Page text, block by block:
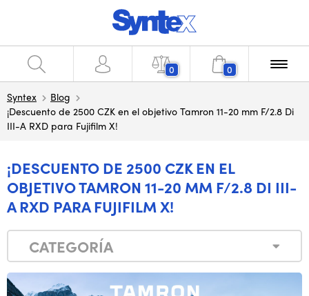
0 0
Syntex
Blog
¡Descuento de 2500 CZK en el objetivo Tamron 11-20 mm F/2.8 Di
III-A RXD para Fujifilm X!
¡DESCUENTO DE 2500 CZK EN EL
OBJETIVO TAMRON 11-20 MM F/2.8 DI III-
A RXD PARA FUJIFILM X!
CATEGORÍA